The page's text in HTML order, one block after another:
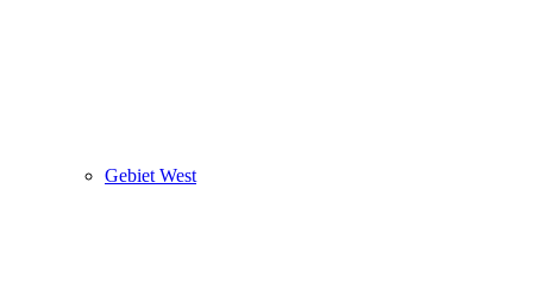
Gebiet West